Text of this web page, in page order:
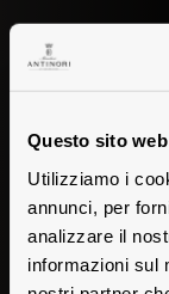
Questo sito
Utilizziamo i
annunci, per
analizzare il
informazioni sul